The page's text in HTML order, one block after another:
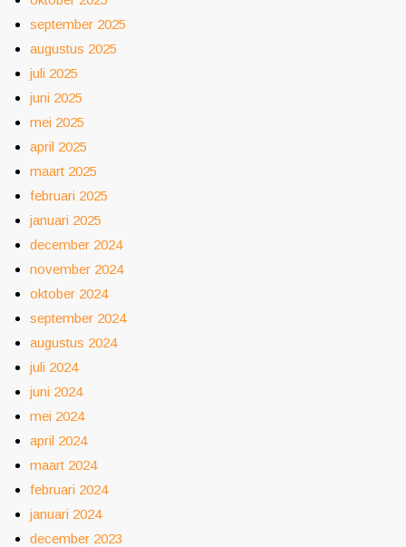
september 2025
augustus 2025
juli 2025
juni 2025
mei 2025
april 2025
maart 2025
februari 2025
januari 2025
december 2024
november 2024
oktober 2024
september 2024
augustus 2024
juli 2024
juni 2024
mei 2024
april 2024
maart 2024
februari 2024
januari 2024
december 2023